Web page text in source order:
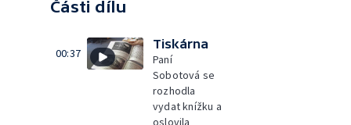
Části dílu
00:37
Tiskárna
Paní
Sobotová se
rozhodla
vydat knížku a
oslovila